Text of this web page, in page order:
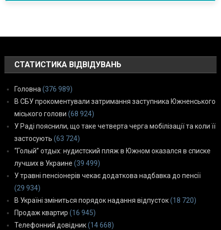
СТАТИСТИКА ВІДВІДУВАНЬ
Головна(376 989)
В СБУ прокоментували затримання заступника Южненського
міського голови (68 924)
У Раді пояснили, що таке четверта черга мобілізації та коли її
застосують (63 724)
“Голый” отдых: нудистский пляж в Южном оказался в списке
лучших в Украине (39 499)
У травні пенсіонерів чекає додаткова надбавка до пенсії
(29 934)
В Україні зміниться порядок надання відпусток(18 720)
Продаж квартир (16 945)
Телефонний довідник(14 668)